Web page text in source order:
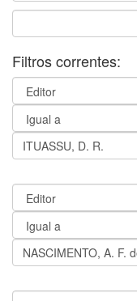
Filtros correntes: